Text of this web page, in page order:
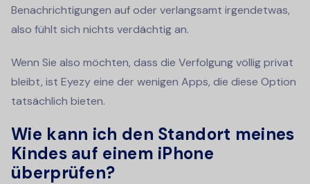
Benachrichtigungen auf oder verlangsamt irgendetwas,
also fühlt sich nichts verdächtig an.
Wenn Sie also möchten, dass die Verfolgung völlig privat
bleibt, ist Eyezy eine der wenigen Apps, die diese Option
tatsächlich bieten.
Wie kann ich den Standort meines
Kindes auf einem iPhone
überprüfen?